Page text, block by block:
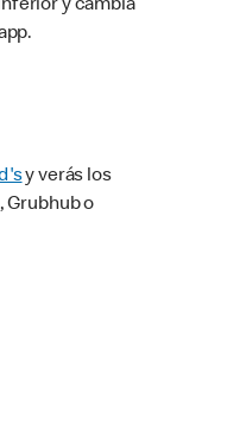
y cambia
y verás los
Grubhub o